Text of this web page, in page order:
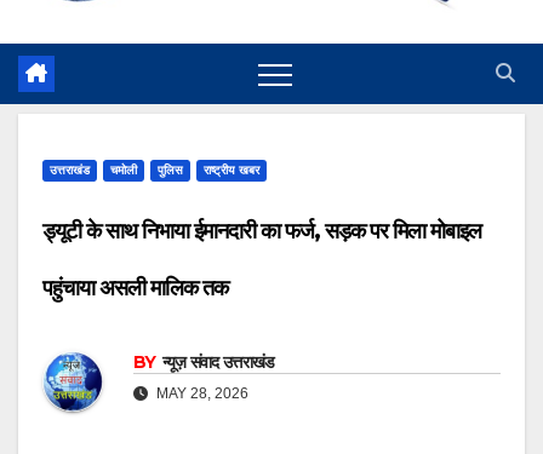
उत्तराखंड चमोली पुलिस राष्ट्रीय खबर
ड्यूटी के साथ निभाया ईमानदारी का फर्ज, सड़क पर मिला मोबाइल
पहुंचाया असली मालिक तक
BY न्यूज़ संवाद उत्तराखंड
MAY 28, 2026